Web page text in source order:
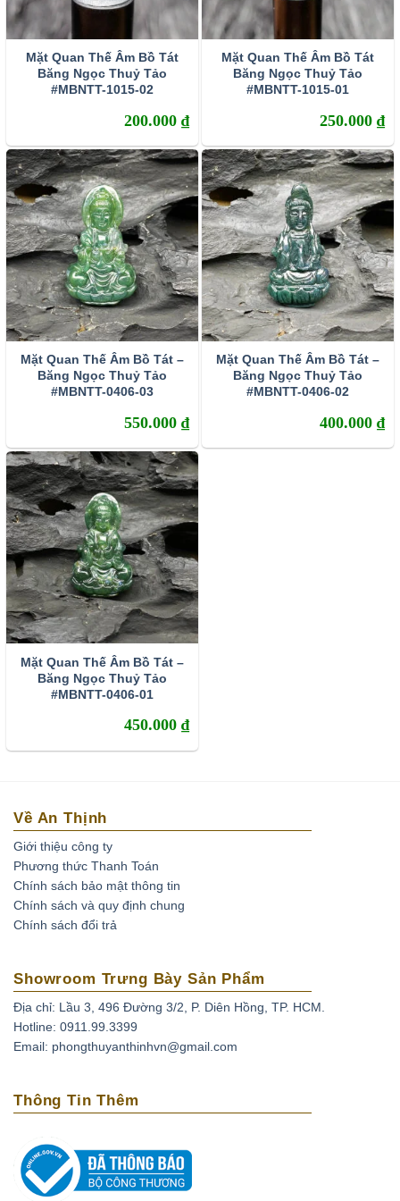
Mặt Quan Thế Âm Bồ Tát
Băng Ngọc Thuỷ Tảo
#MBNTT-1015-02
200.000 ₫
Mặt Quan Thế Âm Bồ Tát
Băng Ngọc Thuỷ Tảo
#MBNTT-1015-01
250.000 ₫
Mặt Quan Thế Âm Bồ Tát –
Băng Ngọc Thuỷ Tảo
#MBNTT-0406-03
550.000 ₫
Mặt Quan Thế Âm Bồ Tát –
Băng Ngọc Thuỷ Tảo
#MBNTT-0406-02
400.000 ₫
Mặt Quan Thế Âm Bồ Tát –
Băng Ngọc Thuỷ Tảo
#MBNTT-0406-01
450.000 ₫
Về An Thịnh
Giới thiệu công ty
Phương thức Thanh Toán
Chính sách bảo mật thông tin
Chính sách và quy định chung
Chính sách đổi trả
Showroom Trưng Bày Sản Phẩm
Địa chỉ: Lầu 3, 496 Đường 3/2, P. Diên Hồng, TP. HCM.
Hotline: 0911.99.3399
Email: phongthuyanthinhvn@gmail.com
Thông Tin Thêm